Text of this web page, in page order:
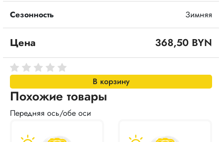
Сезонность Зимняя
Цена 368,50 BYN
В корзину
Похожие товары
Передняя ось/обе оси